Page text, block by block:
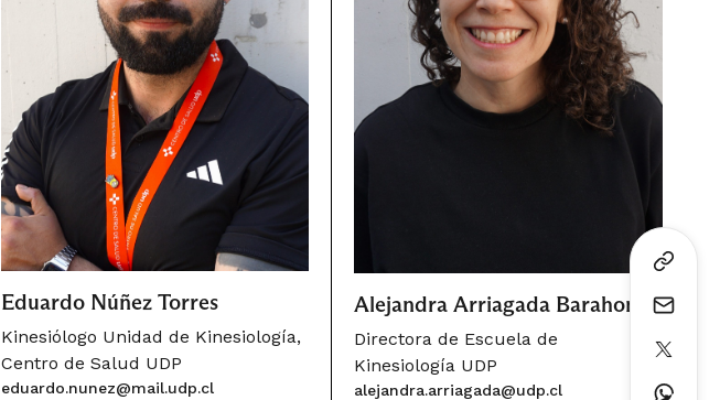
Eduardo Núñez Torres
Kinesiólogo Unidad de Kinesiología,
Centro de Salud UDP
eduardo.nunez@mail.udp.cl
Alejandra Arriagada Barahona
Directora de Escuela de
Kinesiología UDP
alejandra.arriagada@udp.cl